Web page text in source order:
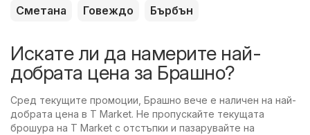
Сметана
Говеждо Бърбън
Искате ли да намерите най-
добрата цена за Брашно?
Сред текущите промоции, Брашно вече е наличен на най-
добрата цена в T Market. Не пропускайте текущата
брошура на T Market с отстъпки и пазарувайте на